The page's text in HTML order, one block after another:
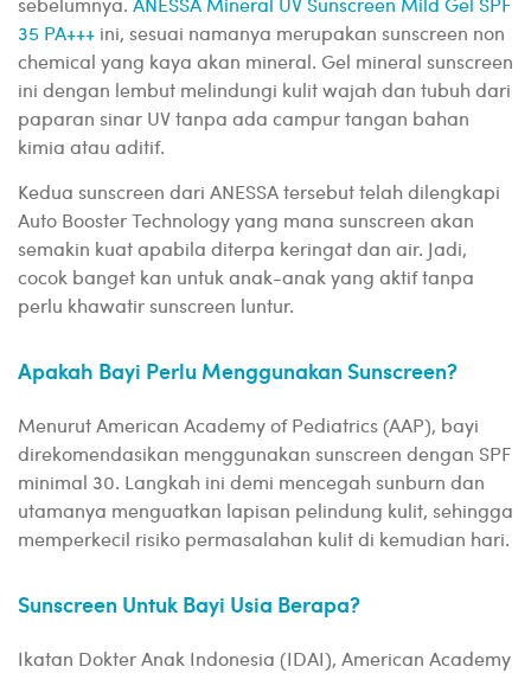
35 PA+++ ini, sesuai namanya merupakan sunscreen non
chemical yang kaya akan mineral. Gel mineral sunscreen
ini dengan lembut melindungi kulit wajah dan tubuh dari
paparan sinar UV tanpa ada campur tangan bahan
kimia atau aditif.
Kedua sunscreen dari ANESSA tersebut telah dilengkapi
Auto Booster Technology yang mana sunscreen akan
semakin kuat apabila diterpa keringat dan air. Jadi,
cocok banget kan untuk anak-anak yang aktif tanpa
perlu khawatir sunscreen luntur.
Apakah Bayi Perlu Menggunakan Sunscreen?
Menurut American Academy of Pediatrics (AAP), bayi
direkomendasikan menggunakan sunscreen dengan SPF
minimal 30. Langkah ini demi mencegah sunburn dan
utamanya menguatkan lapisan pelindung kulit, sehingga
memperkecil risiko permasalahan kulit di kemudian hari.
Sunscreen Untuk Bayi Usia Berapa?
Ikatan Dokter Anak Indonesia (IDAI), American Academy